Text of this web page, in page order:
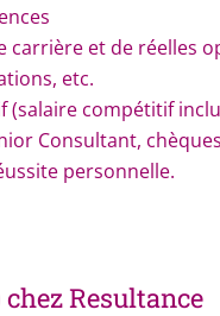
carrière et de réelles
etc.
(salaire compétitif
Consultant,
personnelle.
Resultance